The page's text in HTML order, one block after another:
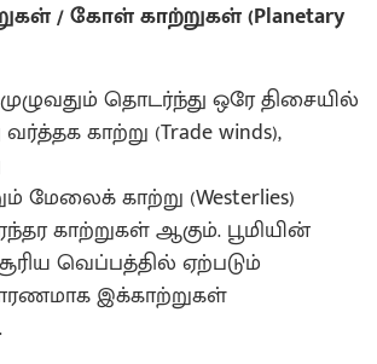
/ கோள் காற்றுகள் (Planetary
தொடர்ந்து ஒரே திசையில்
காற்று (Trade winds),
மேலைக் காற்று (Westerlies)
காற்றுகள் ஆகும். பூமியின்
வெப்பத்தில் ஏற்படும்
இக்காற்றுகள்